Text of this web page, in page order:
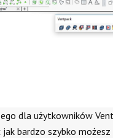
dla użytkowników
jak bardzo szybko